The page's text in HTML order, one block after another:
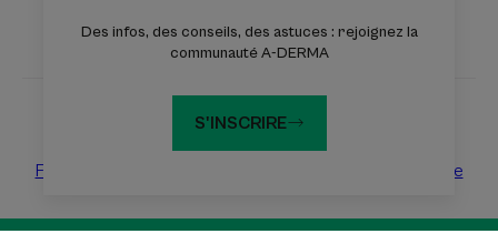
Des infos, des conseils, des astuces : rejoignez la
communauté A-DERMA
S'INSCRIRE
Les sites du groupe Pierre Fabre
Fondation Eczéma Laboratoires Pierre Fabre